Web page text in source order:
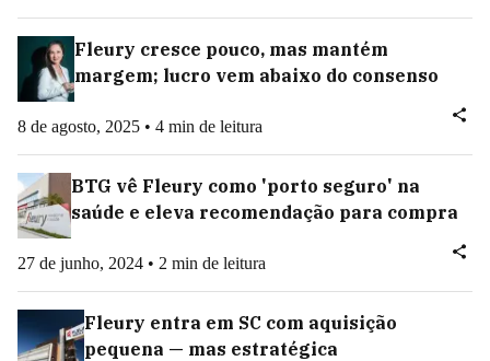
Fleury cresce pouco, mas mantém
margem; lucro vem abaixo do consenso
8 de agosto, 2025 • 4 min de leitura
BTG vê Fleury como 'porto seguro' na
saúde e eleva recomendação para compra
27 de junho, 2024 • 2 min de leitura
Fleury entra em SC com aquisição
pequena — mas estratégica